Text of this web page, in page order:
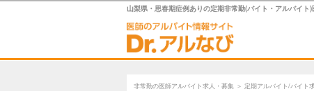
山梨県・思春期症例ありの定期非常勤(バイト・アルバイト
非常勤の医師アルバイト求人・募集 ＞ 定期アルバイト/バイト